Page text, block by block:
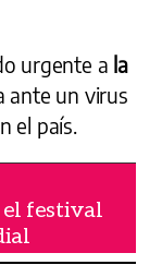
urgente a la
ante un virus
el país.
el festival